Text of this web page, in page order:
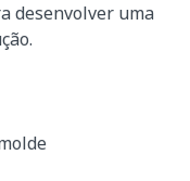
desenvolver uma